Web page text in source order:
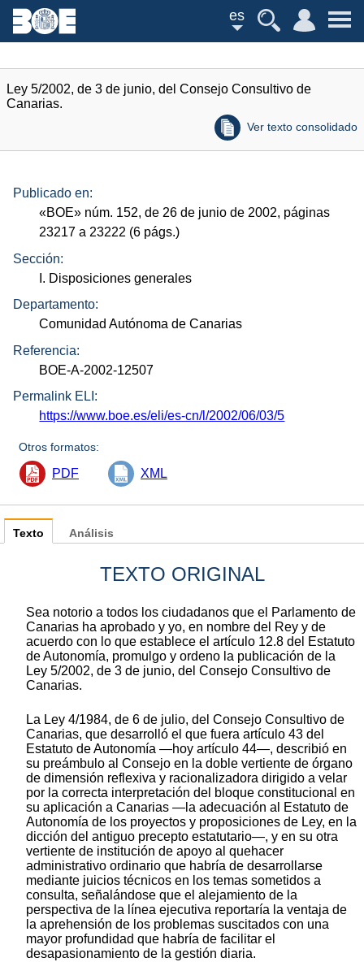
es
Ley 5/2002, de 3 de junio, del Consejo Consultivo de
Canarias.
Ver texto consolidado
Publicado en:
«BOE» núm. 152, de 26 de junio de 2002, páginas
23217 a 23222 (6 págs.)
Sección:
I. Disposiciones generales
Departamento:
Comunidad Autónoma de Canarias
Referencia:
BOE-A-2002-12507
Permalink ELI:
https://www.boe.es/eli/es-cn/l/2002/06/03/5
Otros formatos:
PDF XML
Texto
TEXTO ORIGINAL
Sea notorio a todos los ciudadanos que el Parlamento de
Canarias ha aprobado y yo, en nombre del Rey y de
acuerdo con lo que establece el artículo 12.8 del Estatuto
de Autonomía, promulgo y ordeno la publicación de la
Ley 5/2002, de 3 de junio, del Consejo Consultivo de
Canarias.
La Ley 4/1984, de 6 de julio, del Consejo Consultivo de
Canarias, que desarrolló el que fuera artículo 43 del
Estatuto de Autonomía —hoy artículo 44—, describió en
su preámbulo al Consejo en la doble vertiente de órgano
de dimensión reflexiva y racionalizadora dirigido a velar
por la correcta interpretación del bloque constitucional en
su aplicación a Canarias —la adecuación al Estatuto de
Autonomía de los proyectos y proposiciones de Ley, en la
dicción del antiguo precepto estatutario—, y en su otra
vertiente de institución de apoyo al quehacer
administrativo ordinario que habría de desarrollarse
mediante juicios técnicos en los temas sometidos a
consulta, señalándose que el alejamiento de la
perspectiva de la línea ejecutiva reportaría la ventaja de
la aprehensión de los problemas suscitados con una
mayor profundidad que habría de facilitar el
desapasionamiento de la gestión diaria.
Análisis